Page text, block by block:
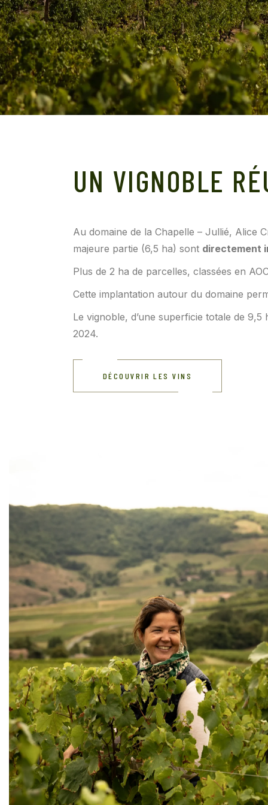
UN VIGNOBLE
Au domaine de la Chapelle – Jullié, Alice
majeure partie (6,5 ha) sont directement
Plus de 2 ha de parcelles, classées en
Cette implantation autour du domaine
Le vignoble, d’une superficie totale de
2024.
DÉCOUVRIR LES VINS